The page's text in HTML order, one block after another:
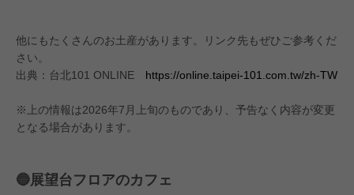
他にもたくさんのお土産があります。リンク先もぜひご参考くだ
さい。
出典：台北101 ONLINE https://online.taipei-101.com.tw/zh-TW
※上の情報は2026年7月上旬のものであり、予告なく内容が変更
となる場合があります。
🔵展望台フロアのカフェ